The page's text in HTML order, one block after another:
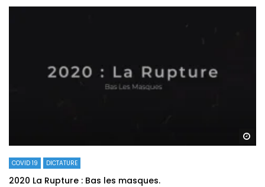
COVID 19 DICTATURE
2020 La Rupture : Bas les masques.